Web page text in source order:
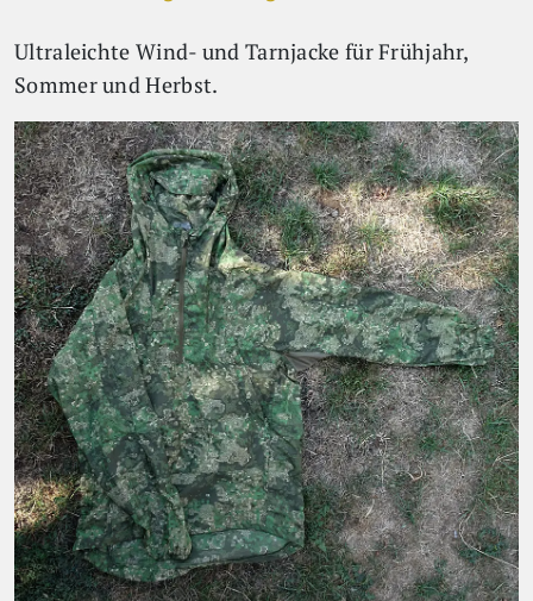
Ultraleichte Wind- und Tarnjacke für Frühjahr,
Sommer und Herbst.